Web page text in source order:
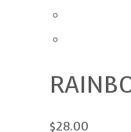
$28.00